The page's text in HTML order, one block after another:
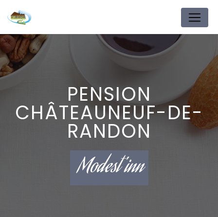
PENSION
CHÂTEAUNEUF-DE-
RANDON
Modest'inn